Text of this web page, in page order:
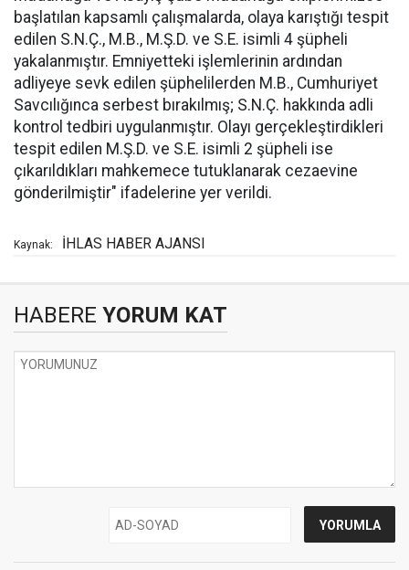
başlatılan kapsamlı çalışmalarda, olaya karıştığı tespit
edilen S.N.Ç., M.B., M.Ş.D. ve S.E. isimli 4 şüpheli
yakalanmıştır. Emniyetteki işlemlerinin ardından
adliyeye sevk edilen şüphelilerden M.B., Cumhuriyet
Savcılığınca serbest bırakılmış; S.N.Ç. hakkında adli
kontrol tedbiri uygulanmıştır. Olayı gerçekleştirdikleri
tespit edilen M.Ş.D. ve S.E. isimli 2 şüpheli ise
çıkarıldıkları mahkemece tutuklanarak cezaevine
gönderilmiştir" ifadelerine yer verildi.
Kaynak: İHLAS HABER AJANSI
HABERE YORUM KAT